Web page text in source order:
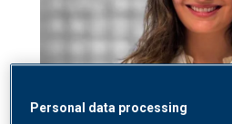
Personal data processing